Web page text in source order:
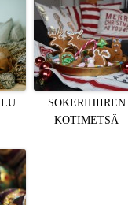
SOKERIHIIREN
KOTIMETSÄ